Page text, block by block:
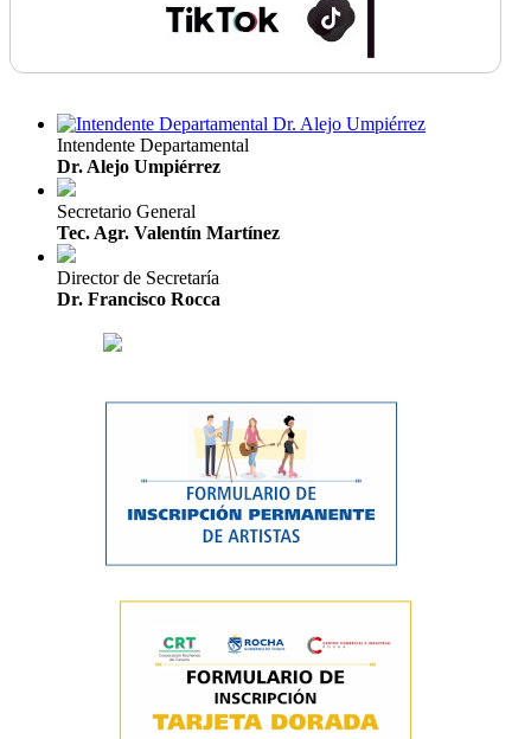
Intendente Departamental
Dr. Alejo Umpiérrez
Secretario General
Tec. Agr. Valentín Martínez
Director de Secretaría
Dr. Francisco Rocca